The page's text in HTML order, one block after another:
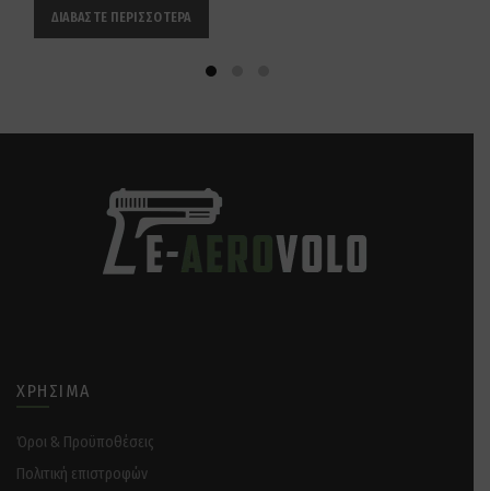
ΔΙΑΒΆΣΤΕ ΠΕΡΙΣΣΌΤΕΡΑ
ΧΡΉΣΙΜΑ
Όροι & Προϋποθέσεις
Πολιτική επιστροφών